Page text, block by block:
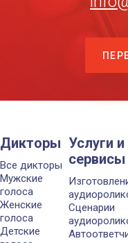
Дикторы
Все дикторы
Мужские
голоса
Женские
голоса
Детские
Услуги и
сервисы
Сценарии